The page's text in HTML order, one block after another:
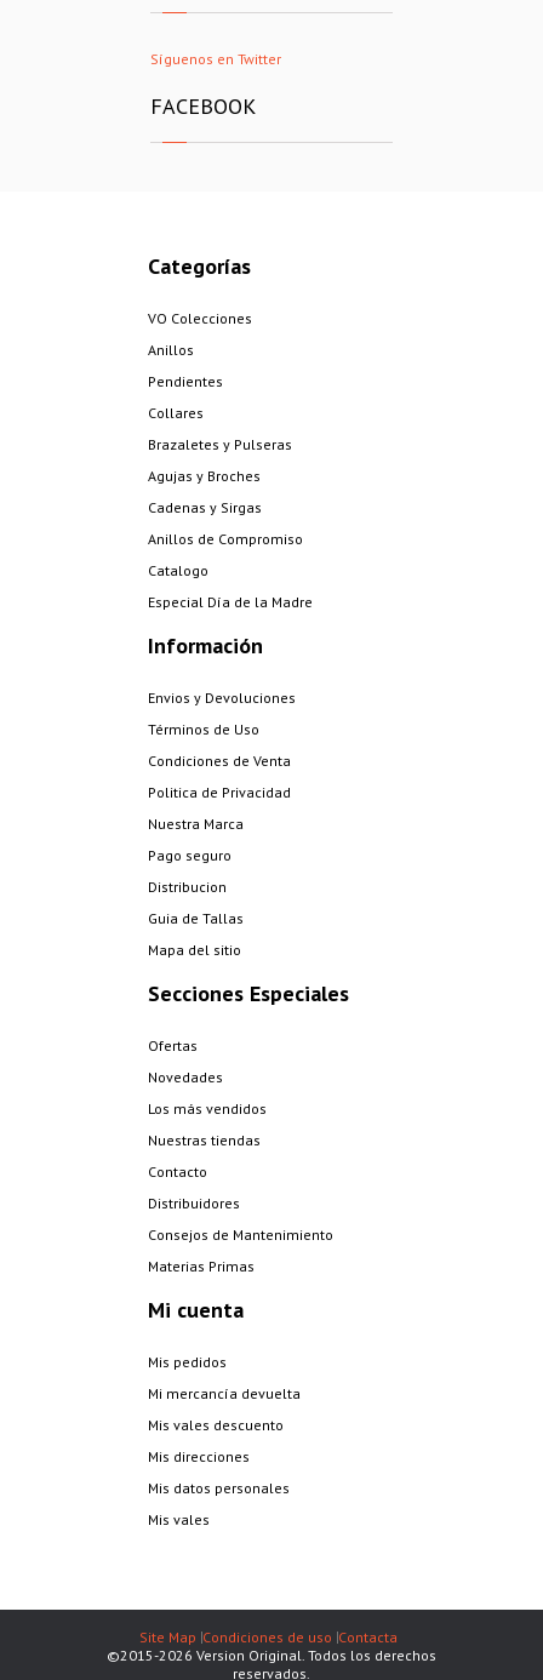
Síguenos en Twitter
FACEBOOK
Categorías
VO Colecciones
Anillos
Pendientes
Collares
Brazaletes y Pulseras
Agujas y Broches
Cadenas y Sirgas
Anillos de Compromiso
Catalogo
Especial Día de la Madre
Información
Envios y Devoluciones
Términos de Uso
Condiciones de Venta
Politica de Privacidad
Nuestra Marca
Pago seguro
Distribucion
Guia de Tallas
Mapa del sitio
Secciones Especiales
Ofertas
Novedades
Los más vendidos
Nuestras tiendas
Contacto
Distribuidores
Consejos de Mantenimiento
Materias Primas
Mi cuenta
Mis pedidos
Mi mercancía devuelta
Mis vales descuento
Mis direcciones
Mis datos personales
Mis vales
Site Map Condiciones de uso Contacta
©2015-2026 Version Original. Todos los derechos
reservados.